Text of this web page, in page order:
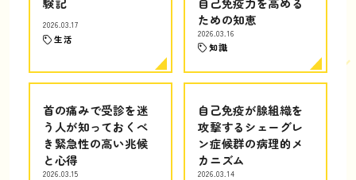
2026.03.17
生活
ための知恵
2026.03.16
知識
首の痛みで受診を迷
う人が知っておくべ
き緊急性の高い兆候
と心得
2026.03.15
自己免疫が腺組織を
攻撃するシェーグレ
ン症候群の病理的メ
カニズム
2026.03.14